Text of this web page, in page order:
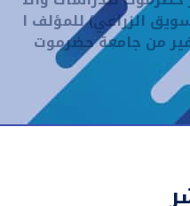
الزراعي) للمؤلف ا
من جامعة حضرموت